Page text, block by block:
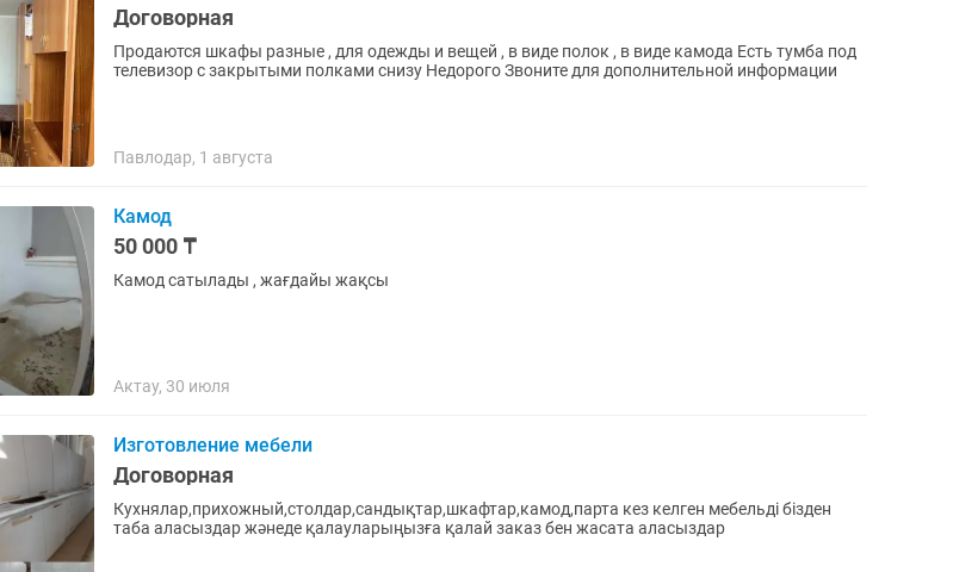
Договорная
Продаются шкафы разные , для одежды и вещей , в виде полок , в виде камода Есть тумба под
телевизор с закрытыми полками снизу Недорого Звоните для дополнительной информации
Павлодар, 1 августа
Камод
50 000 ₸
Камод сатылады , жағдайы жақсы
Актау, 30 июля
Изготовление мебели
Договорная
Кухнялар,прихожный,столдар,сандықтар,шкафтар,камод,парта кез келген мебельді бізден
таба аласыздар жәнеде қалауларыңызға қалай заказ бен жасата аласыздар